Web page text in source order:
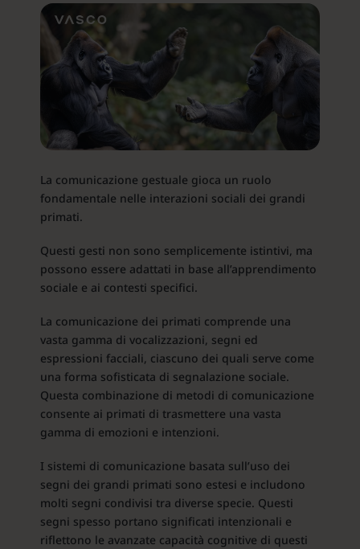
La comunicazione gestuale gioca un ruolo
fondamentale nelle interazioni sociali dei grandi
primati.
Questi gesti non sono semplicemente istintivi, ma
possono essere adattati in base all’apprendimento
sociale e ai contesti specifici.
La comunicazione dei primati comprende una
vasta gamma di vocalizzazioni, segni ed
espressioni facciali, ciascuno dei quali serve come
una forma sofisticata di segnalazione sociale.
Questa combinazione di metodi di comunicazione
consente ai primati di trasmettere una vasta
gamma di emozioni e intenzioni.
I sistemi di comunicazione basata sull’uso dei
segni dei grandi primati sono estesi e includono
molti segni condivisi tra diverse specie. Questi
segni spesso portano significati intenzionali e
riflettono le avanzate capacità cognitive di questi